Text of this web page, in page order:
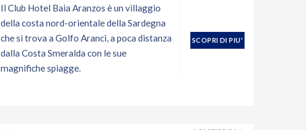
Il Club Hotel Baia Aranzos è un villaggio
della costa nord-orientale della Sardegna
che si trova a Golfo Aranci, a poca distanza
dalla Costa Smeralda con le sue
magnifiche spiagge.
SCOPRI DI PIU'